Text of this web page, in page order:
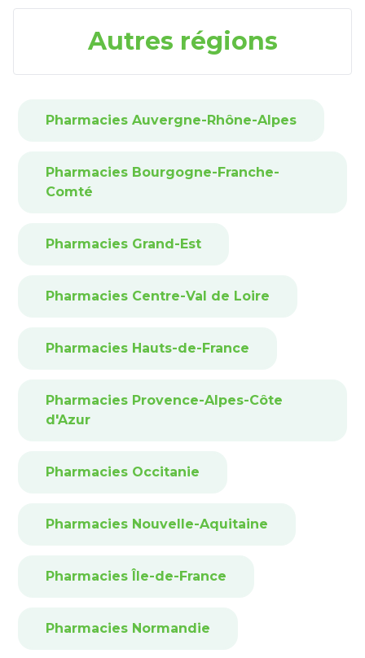
Autres régions
Pharmacies Auvergne-Rhône-Alpes
Pharmacies Bourgogne-Franche-
Comté
Pharmacies Grand-Est
Pharmacies Centre-Val de Loire
Pharmacies Hauts-de-France
Pharmacies Provence-Alpes-Côte
d'Azur
Pharmacies Occitanie
Pharmacies Nouvelle-Aquitaine
Pharmacies Île-de-France
Pharmacies Normandie